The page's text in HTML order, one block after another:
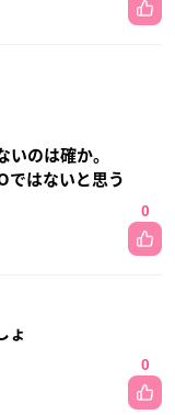
いのは確か。
ではないと思う
0
ょ
0